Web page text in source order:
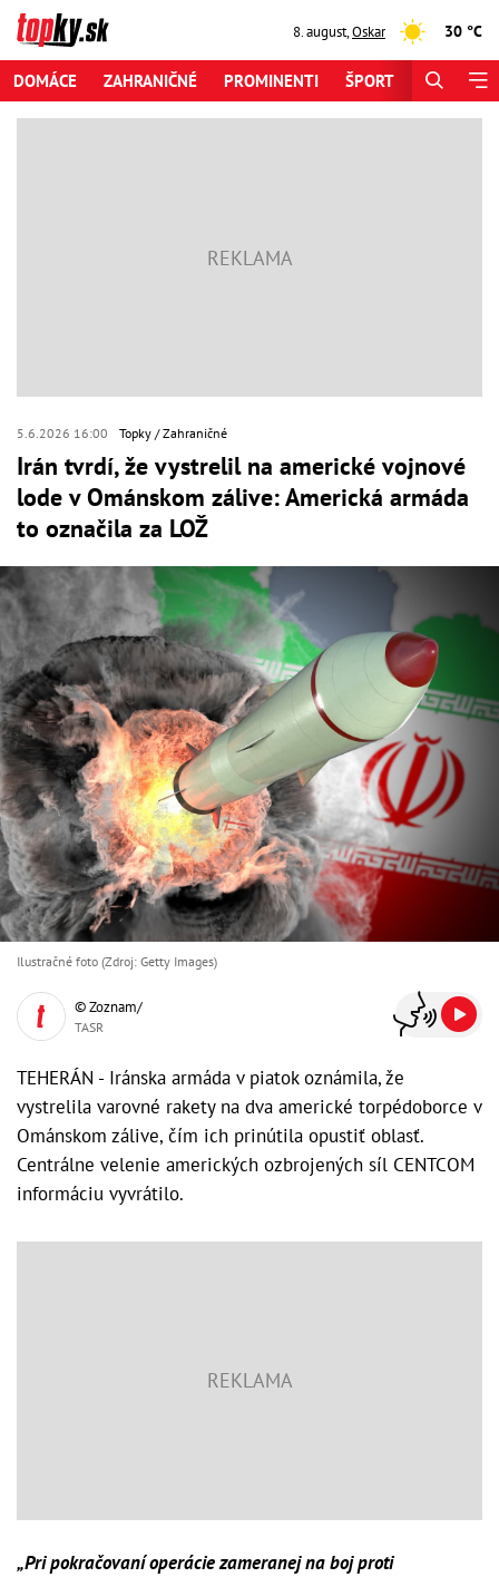
8. august,Oskar 30 °C
DOMÁCE ZAHRANIČNÉ PROMINENTI ŠPORT
5.6.2026 16:00 Topky Zahraničné
Irán tvrdí, že vystrelil na americké vojnové
lode v Ománskom zálive: Americká armáda
to označila za LOŽ
Ilustračné foto (Zdroj: Getty Images)
© Zoznam/
TASR
TEHERÁN - Iránska armáda v piatok oznámila, že
vystrelila varovné rakety na dva americké torpédoborce v
Ománskom zálive, čím ich prinútila opustiť oblasť.
Centrálne velenie amerických ozbrojených síl CENTCOM
informáciu vyvrátilo.
„Pri pokračovaní operácie zameranej na boj proti